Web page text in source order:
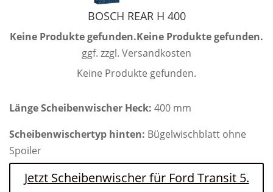
BOSCH REAR H 400
Keine Produkte gefunden.Keine Produkte gefunden.
ggf. zzgl. Versandkosten
Keine Produkte gefunden.
Länge Scheibenwischer Heck: 400 mm
Scheibenwischertyp hinten: Bügelwischblatt ohne
Spoiler
Jetzt Scheibenwischer für Ford Transit 5.